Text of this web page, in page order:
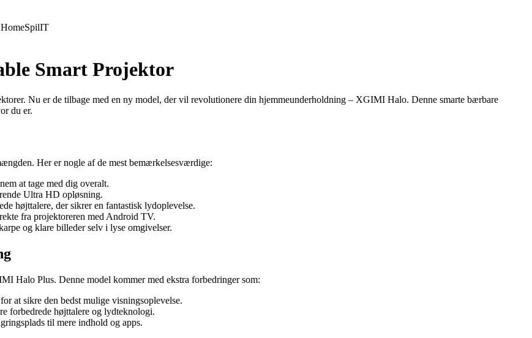
SpilIT
Smart Projektor
Nu er de tilbage med en ny model, der vil revolutionere din hjemmeunderholdning – XGIMI Halo. Denne smarte bærbare
du er.
Her er nogle af de mest bemærkelsesværdige:
at tage med dig overalt.
Ultra HD opløsning.
højttalere, der sikrer en fantastisk lydoplevelse.
fra projektoreren med Android TV.
og klare billeder selv i lyse omgivelser.
Halo Plus. Denne model kommer med ekstra forbedringer som:
at sikre den bedst mulige visningsoplevelse.
forbedrede højttalere og lydteknologi.
til mere indhold og apps.